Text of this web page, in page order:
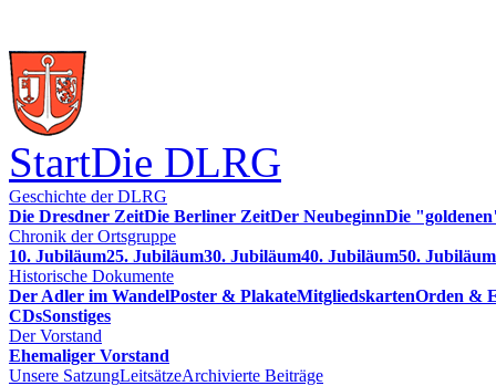
StartDie DLRG
Geschichte der DLRG
Die Dresdner ZeitDie Berliner ZeitDer NeubeginnDie
Chronik der Ortsgruppe
10. Jubiläum25. Jubiläum30. Jubiläum40. Jubiläum50. Jubiläum
Historische Dokumente
Der Adler im WandelPoster & PlakateMitgliedskartenOrden &
CDsSonstiges
Der Vorstand
Ehemaliger Vorstand
Unsere SatzungLeitsätzeArchivierte Beiträge